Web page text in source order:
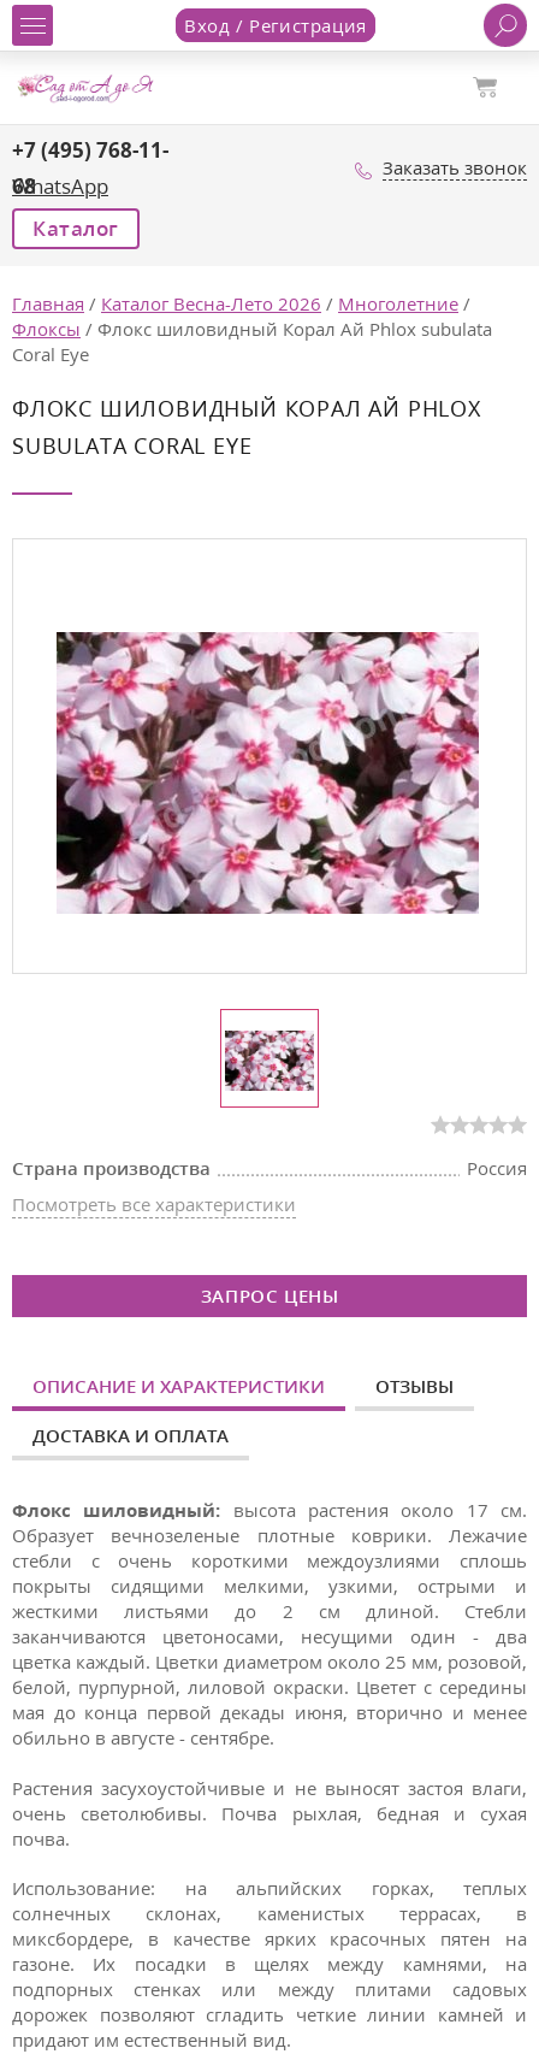
Вход / Регистрация
+7 (495) 768-11-
68
WhatsApp
Заказать звонок
Каталог
Главная / Каталог Весна-Лето 2026 / Многолетние /
Флоксы / Флокс шиловидный Корал Ай Phlox subulata
Coral Eye
ФЛОКС ШИЛОВИДНЫЙ КОРАЛ АЙ PHLOX
SUBULATA CORAL EYE
Страна производства
Россия
Посмотреть все характеристики
ЗАПРОС ЦЕНЫ
ОПИСАНИЕ И ХАРАКТЕРИСТИКИ ОТЗЫВЫ
ДОСТАВКА И ОПЛАТА
Флокс шиловидный: высота растения около 17 см.
Образует вечнозеленые плотные коврики. Лежачие
стебли с очень короткими междоузлиями сплошь
покрыты сидящими мелкими, узкими, острыми и
жесткими листьями до 2 см длиной. Стебли
заканчиваются цветоносами, несущими один - два
цветка каждый. Цветки диаметром около 25 мм, розовой,
белой, пурпурной, лиловой окраски. Цветет с середины
мая до конца первой декады июня, вторично и менее
обильно в августе - сентябре.
Растения засухоустойчивые и не выносят застоя влаги,
очень светолюбивы. Почва рыхлая, бедная и сухая
почва.
Использование: на альпийских горках, теплых
солнечных склонах, каменистых террасах, в
миксбордере, в качестве ярких красочных пятен на
газоне. Их посадки в щелях между камнями, на
подпорных стенках или между плитами садовых
дорожек позволяют сгладить четкие линии камней и
придают им естественный вид.